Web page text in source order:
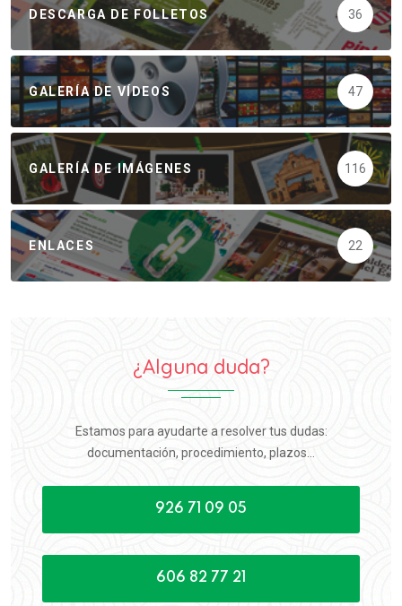
DESCARGA DE FOLLETOS 36
GALERÍA DE VÍDEOS 47
GALERÍA DE IMÁGENES 116
ENLACES 22
¿Alguna duda?
Estamos para ayudarte a resolver tus dudas:
documentación, procedimiento, plazos...
926 71 09 05
606 82 77 21